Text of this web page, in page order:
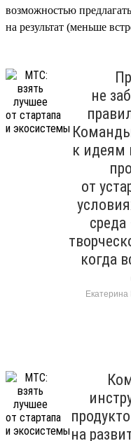
возможностью
на результат (меньше
не
к идеям
от
когда
на